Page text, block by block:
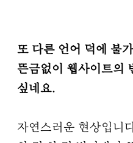
또 다른 언어 덕에 불
뜬금없이 웹사이트의
싶네요.
자연스러운 현상입니